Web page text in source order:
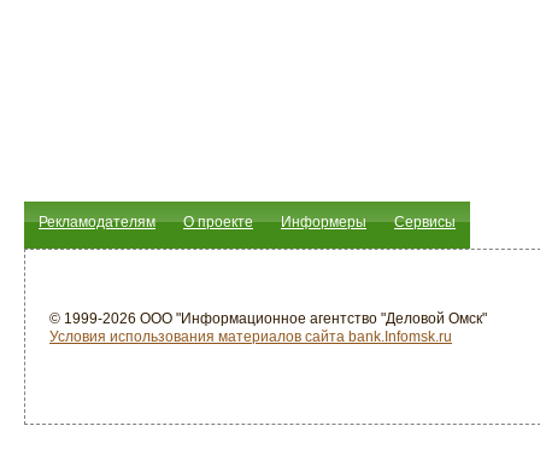
Рекламодателям О проекте Информеры Сервисы
© 1999-2026 ООО "Информационное агентство "Деловой Омск"
Условия использования материалов сайта bank.Infomsk.ru